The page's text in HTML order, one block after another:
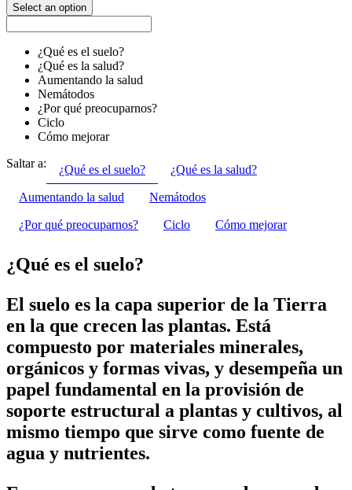
Select an option
¿Qué es el suelo?
¿Qué es la salud?
Aumentando la salud
Nemátodos
¿Por qué preocuparnos?
Ciclo
Cómo mejorar
Saltar a:
¿Qué es el suelo? ¿Qué es la salud?
Aumentando la salud Nemátodos
¿Por qué preocuparnos? Ciclo Cómo mejorar
¿Qué es el suelo?
El suelo es la capa superior de la Tierra
en la que crecen las plantas. Está
compuesto por materiales minerales,
orgánicos y formas vivas, y desempeña un
papel fundamental en la provisión de
soporte estructural a plantas y cultivos, al
mismo tiempo que sirve como fuente de
agua y nutrientes.